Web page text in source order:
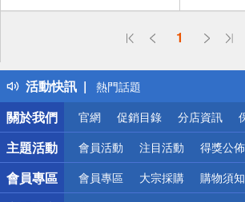
1
活動快訊
偏遠地區配送
得獎公告
熱門話題
銀行優惠
偏遠地區配送
詐騙網頁！請小心！
關於我們
官網 促銷目錄 分店資訊
主題活動 會員活動 注目活動 得獎公佈
會員專區 會員專區 大宗採購 購物須知